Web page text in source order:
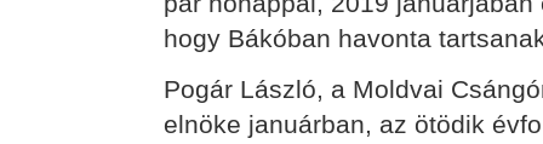
hogy Bákóban havonta
Pogár László, a Moldvai
elnöke januárban, az ötödik